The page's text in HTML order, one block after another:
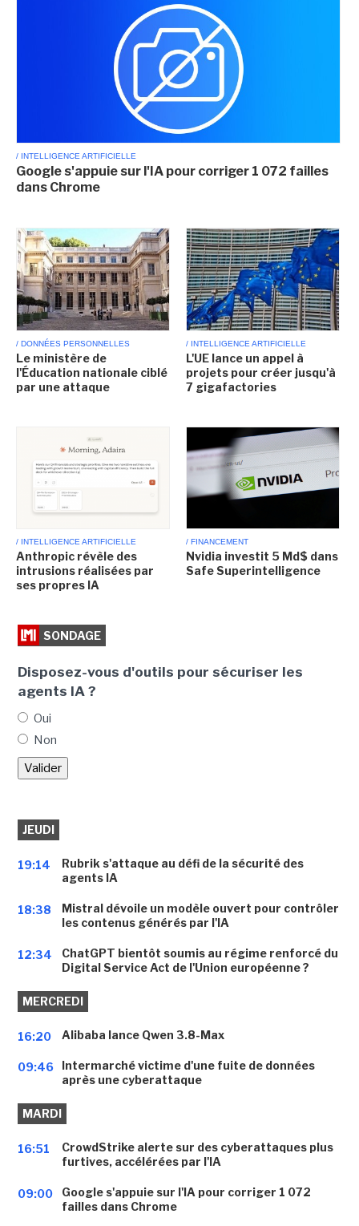
/ INTELLIGENCE ARTIFICIELLE
Google s'appuie sur l'IA pour corriger 1 072 failles
dans Chrome
/ DONNÉES PERSONNELLES
Le ministère de
l'Éducation nationale ciblé
par une attaque
/ INTELLIGENCE ARTIFICIELLE
L'UE lance un appel à
projets pour créer jusqu'à
7 gigafactories
/ INTELLIGENCE ARTIFICIELLE
Anthropic révèle des
intrusions réalisées par
ses propres IA
/ FINANCEMENT
Nvidia investit 5 Md$ dans
Safe Superintelligence
SONDAGE
Disposez-vous d'outils pour sécuriser les
agents IA ?
Oui
Non
JEUDI
19:14
Rubrik s'attaque au défi de la sécurité des
agents IA
18:38
Mistral dévoile un modèle ouvert pour contrôler
les contenus générés par l'IA
12:34
ChatGPT bientôt soumis au régime renforcé du
Digital Service Act de l'Union européenne ?
MERCREDI
16:20 Alibaba lance Qwen 3.8-Max
09:46
Intermarché victime d'une fuite de données
après une cyberattaque
MARDI
16:51
CrowdStrike alerte sur des cyberattaques plus
furtives, accélérées par l'IA
09:00
Google s'appuie sur l'IA pour corriger 1 072
failles dans Chrome